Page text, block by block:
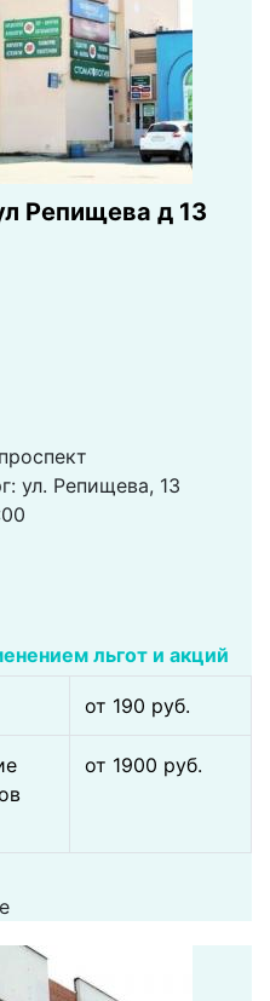
Репищева д 13
ул. Репищева, 13
льгот и акций
от 190 pуб.
от 1900 pуб.